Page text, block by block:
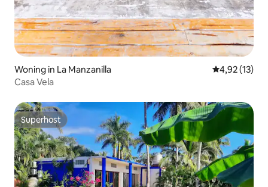
Woning in La Manzanilla Gemiddelde
4,92 (13)
Casa Vela
Superhost
Superhost